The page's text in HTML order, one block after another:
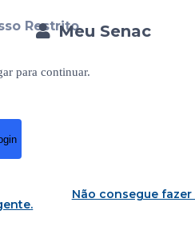
Meu Senac
Restrito
para continuar.
Não consegue
.